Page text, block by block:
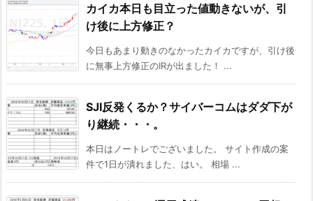
カイカ本日も目立った値動きないが、引
け後に上方修正？
今日もあまり動きのなかったカイカですが、引け後
に無事上方修正のIRが出ました！ ...
SJI反発くるか？サイバーコムはダダ下が
り継続・・・。
本日はノートレでございました。 サイト作成の案
件で1日が潰れました、はい。 相場 ...